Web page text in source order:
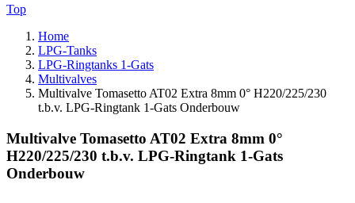
Top
Home
LPG-Tanks
LPG-Ringtanks 1-Gats
Multivalves
Multivalve Tomasetto AT02 Extra 8mm 0° H220/225/230
t.b.v. LPG-Ringtank 1-Gats Onderbouw
Multivalve Tomasetto AT02 Extra 8mm 0°
H220/225/230 t.b.v. LPG-Ringtank 1-Gats
Onderbouw